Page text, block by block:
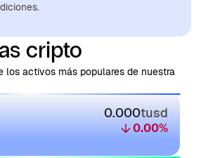
cripto
los activos más populares de nuestra
0.000tusd
0.00%